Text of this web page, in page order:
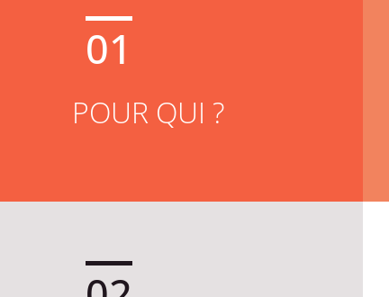
01
POUR QUI ?